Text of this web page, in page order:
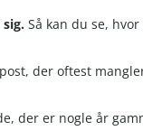
Så kan du se,
der oftest
der er nogle år